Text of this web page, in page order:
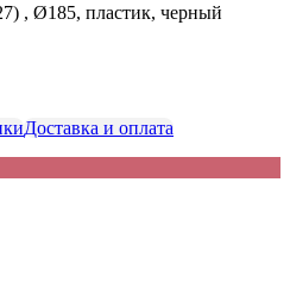
, Ø185, пластик, черный
Доставка и оплата